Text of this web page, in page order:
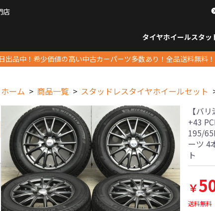
店
タイヤホイールスタッ
出品中！希少価値の高い中古カーパーツ多数あり！全品送料無料！
ホーム 商品一覧 スタッドレスタイヤホイールセット
【バ
+43
195/
ーツ 4
ト
￥
送料無料